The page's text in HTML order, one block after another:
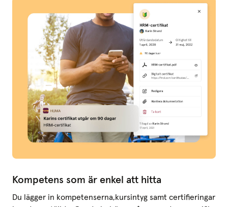
Kompetens som är enkel att hitta
Du lägger in kompetenserna,kursintyg samt certifieringar